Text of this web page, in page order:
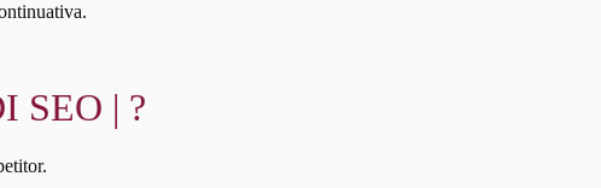
SEO | ?